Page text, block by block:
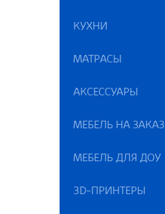
КУХНИ
МАТРАСЫ
АКСЕССУАРЫ
МЕБЕЛЬ НА ЗАКАЗ
МЕБЕЛЬ ДЛЯ ДОУ
3D-ПРИНТЕРЫ